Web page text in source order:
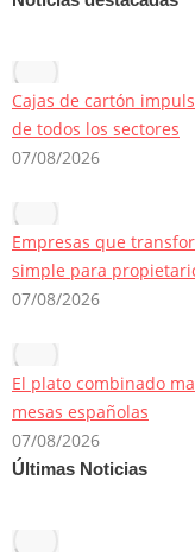
Cajas de cartón
de todos los sectores
07/08/2026
Empresas que
simple para
07/08/2026
El plato combinado
mesas españolas
07/08/2026
Últimas Noticias